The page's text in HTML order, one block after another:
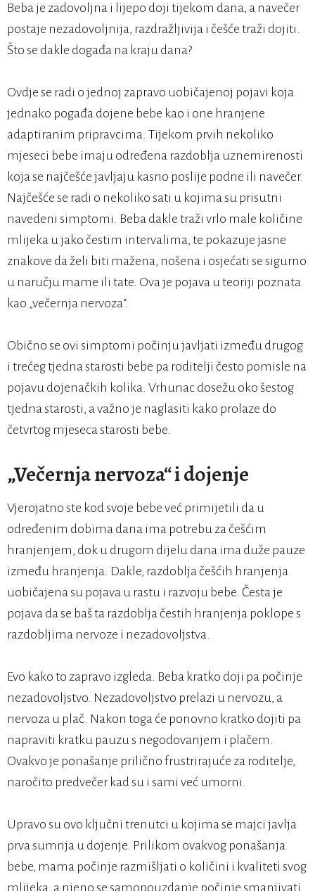
Beba je zadovoljna i lijepo doji tijekom dana, a navečer
postaje nezadovoljnija, razdražljivija i češće traži dojiti.
Što se dakle događa na kraju dana?
Ovdje se radi o jednoj zapravo uobičajenoj pojavi koja
jednako pogađa dojene bebe kao i one hranjene
adaptiranim pripravcima. Tijekom prvih nekoliko
mjeseci bebe imaju određena razdoblja uznemirenosti
koja se najčešće javljaju kasno poslije podne ili navečer.
Najčešće se radi o nekoliko sati u kojima su prisutni
navedeni simptomi. Beba dakle traži vrlo male količine
mlijeka u jako čestim intervalima, te pokazuje jasne
znakove da želi biti mažena, nošena i osjećati se sigurno
u naručju mame ili tate. Ova je pojava u teoriji poznata
kao „večernja nervoza“.
Obično se ovi simptomi počinju javljati između drugog
i trećeg tjedna starosti bebe pa roditelji često pomisle na
pojavu dojenačkih kolika. Vrhunac dosežu oko šestog
tjedna starosti, a važno je naglasiti kako prolaze do
četvrtog mjeseca starosti bebe.
„Večernja nervoza“ i dojenje
Vjerojatno ste kod svoje bebe već primijetili da u
određenim dobima dana ima potrebu za češćim
hranjenjem, dok u drugom dijelu dana ima duže pauze
između hranjenja. Dakle, razdoblja češćih hranjenja
uobičajena su pojava u rastu i razvoju bebe. Česta je
pojava da se baš ta razdoblja čestih hranjenja poklope s
razdobljima nervoze i nezadovoljstva.
Evo kako to zapravo izgleda. Beba kratko doji pa počinje
nezadovoljstvo. Nezadovoljstvo prelazi u nervozu, a
nervoza u plač. Nakon toga će ponovno kratko dojiti pa
napraviti kratku pauzu s negodovanjem i plačem.
Ovakvo je ponašanje prilično frustrirajuće za roditelje,
naročito predvečer kad su i sami već umorni.
Upravo su ovo ključni trenutci u kojima se majci javlja
prva sumnja u dojenje. Prilikom ovakvog ponašanja
bebe, mama počinje razmišljati o količini i kvaliteti svog
mlijeka, a njeno se samopouzdanje počinje smanjivati.